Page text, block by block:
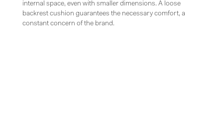
internal space, even with smaller dimensions. A loose
backrest cushion guarantees the necessary comfort, a
constant concern of the brand.